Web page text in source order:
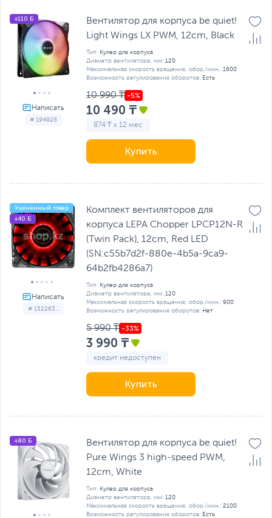
# 194928
+110 Б
Вентилятор для корпуса be quiet!
Light Wings LX PWM, 12cm, Black
Тип: Кулер для корпуса
Диаметр вентилятора, мм: 120
Максимальная скорость вращения, обор./мин.: 1600
Возможность регулирования оборотов: Есть
10 990 ₸
10 490 ₸
874 ₸ x 12 мес
Купить
# 152263...
Уцененный товар
+40 Б
Комплект вентиляторов для
корпуса LEPA Chopper LPCP12N-R
(Twin Pack), 12cm, Red LED
(SN:c55b7d2f-880e-4b5a-9ca9-
64b2fb4286a7)
Тип: Кулер для корпуса
Диаметр вентилятора, мм: 120
Максимальная скорость вращения, обор./мин.: 900
Возможность регулирования оборотов: Нет
5 990 ₸
3 990 ₸
кредит недоступен
Купить
+80 Б
Вентилятор для корпуса be quiet!
Pure Wings 3 high-speed PWM,
12cm, White
Тип: Кулер для корпуса
Диаметр вентилятора, мм: 120
Максимальная скорость вращения, обор./мин.: 2100
Возможность регулирования оборотов: Есть